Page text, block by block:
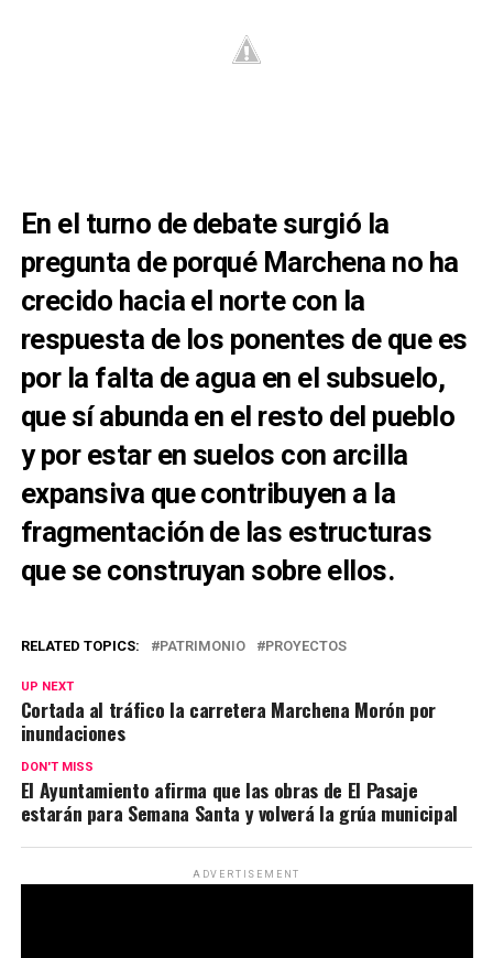
En el turno de debate surgió la
pregunta de porqué Marchena no ha
crecido hacia el norte con la
respuesta de los ponentes de que es
por la falta de agua en el subsuelo,
que sí abunda en el resto del pueblo
y por estar en suelos con arcilla
expansiva que contribuyen a la
fragmentación de las estructuras
que se construyan sobre ellos.
RELATED TOPICS: PATRIMONIO PROYECTOS
UP NEXT
Cortada al tráfico la carretera Marchena Morón por
inundaciones
DON'T MISS
El Ayuntamiento afirma que las obras de El Pasaje
estarán para Semana Santa y volverá la grúa municipal
ADVERTISEMENT